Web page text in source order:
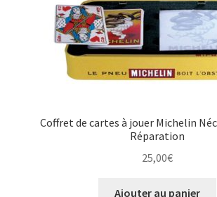
Coffret de cartes à jouer Michelin
Réparation
25,00€
Ajouter au panier